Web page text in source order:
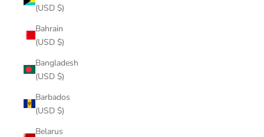
(USD $)
Bahrain
(USD $)
Bangladesh
(USD $)
Barbados
(USD $)
Belarus